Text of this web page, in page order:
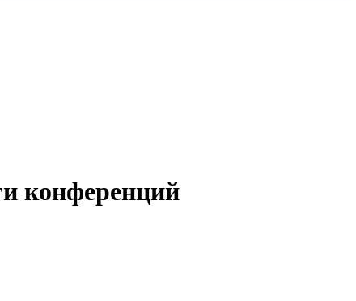
конференций